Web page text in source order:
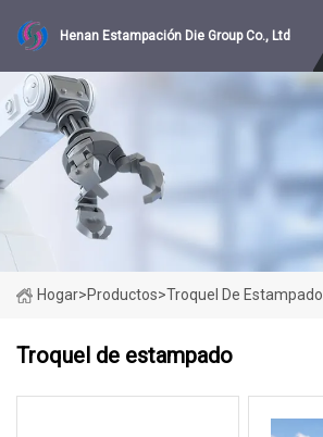
Henan Estampación Die Group Co., Ltd
Hogar>Productos>Troquel De Estampado
Troquel de estampado